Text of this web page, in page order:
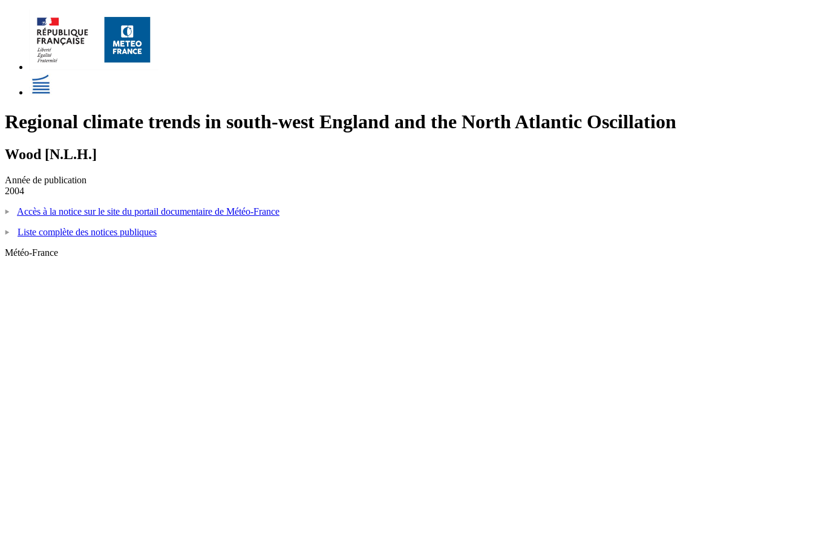
Regional climate trends in south-west England and the North Atlantic Oscillation
Wood [N.L.H.]
Année de publication
2004
Accès à la notice sur le site du portail documentaire de Météo-France
Liste complète des notices publiques
Météo-France